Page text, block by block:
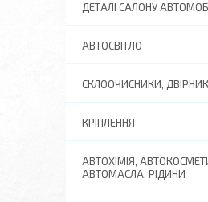
ДЕТАЛІ САЛОНУ
АВТОСВІТЛО
СКЛООЧИСНИКИ,
КРІПЛЕННЯ
АВТОХІМІЯ,
АВТОМАСЛА, РІДИНИ